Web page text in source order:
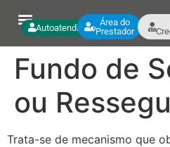
AutoatendimentoÁrea do
Prestador
Fundo de
ou
Trata-se de mecanismo que